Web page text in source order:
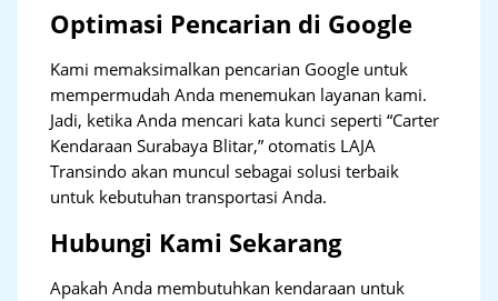
Optimasi Pencarian di Google
Kami memaksimalkan pencarian Google untuk
mempermudah Anda menemukan layanan kami.
Jadi, ketika Anda mencari kata kunci seperti “Carter
Kendaraan Surabaya Blitar,” otomatis LAJA
Transindo akan muncul sebagai solusi terbaik
untuk kebutuhan transportasi Anda.
Hubungi Kami Sekarang
Apakah Anda membutuhkan kendaraan untuk